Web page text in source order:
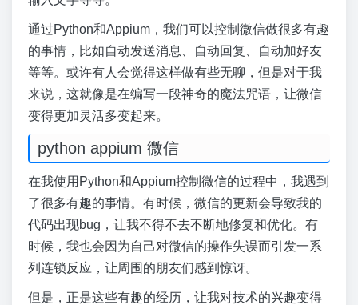
通过Python和Appium，我们可以控制微信做很多有趣
的事情，比如自动发送消息、自动回复、自动加好友
等等。或许有人会觉得这样做有些无聊，但是对于我
来说，这就像是在编写一段神奇的魔法咒语，让微信
变得更加灵活多变起来。
python appium 微信
在我使用Python和Appium控制微信的过程中，我遇到
了很多有趣的事情。有时候，微信的更新会导致我的
代码出现bug，让我不得不去不断地修复和优化。有
时候，我也会因为自己对微信的操作失误而引发一系
列连锁反应，让周围的朋友们感到惊讶。
但是，正是这些有趣的经历，让我对技术的兴趣变得